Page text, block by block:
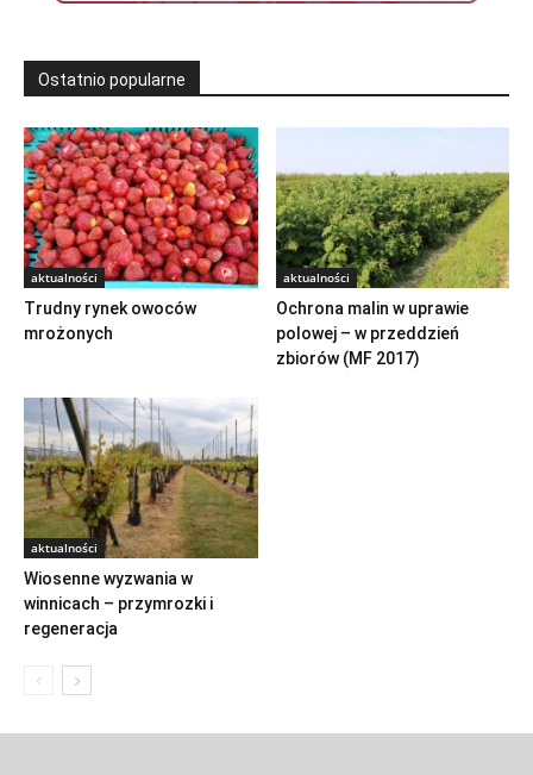
Ostatnio popularne
aktualności
Trudny rynek owoców
mrożonych
aktualności
Ochrona malin w uprawie
polowej – w przeddzień
zbiorów (MF 2017)
aktualności
Wiosenne wyzwania w
winnicach – przymrozki i
regeneracja